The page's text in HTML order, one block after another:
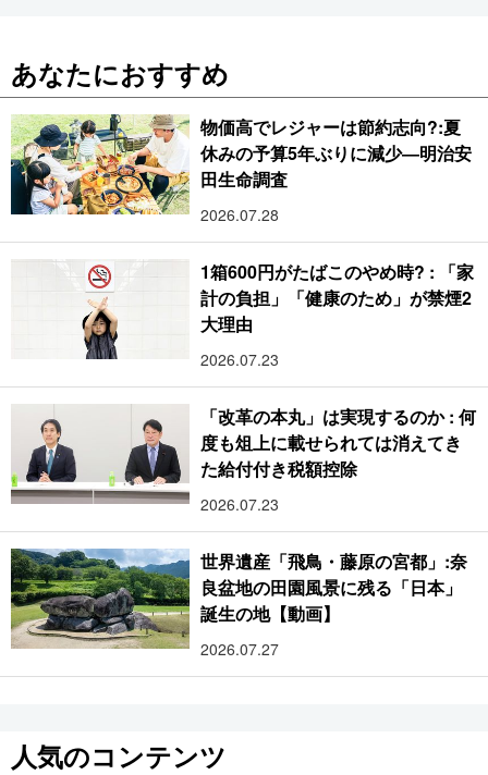
あなたにおすすめ
物価高でレジャーは節約志向?:夏
休みの予算5年ぶりに減少―明治安
田生命調査
2026.07.28
1箱600円がたばこのやめ時? : 「家
計の負担」「健康のため」が禁煙2
大理由
2026.07.23
「改革の本丸」は実現するのか : 何
度も俎上に載せられては消えてき
た給付付き税額控除
2026.07.23
世界遺産「飛鳥・藤原の宮都」:奈
良盆地の田園風景に残る「日本」
誕生の地【動画】
2026.07.27
人気のコンテンツ